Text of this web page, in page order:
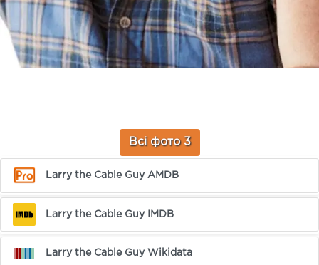
Всі фото 3
Larry the Cable Guy AMDB
Larry the Cable Guy IMDB
Larry the Cable Guy Wikidata